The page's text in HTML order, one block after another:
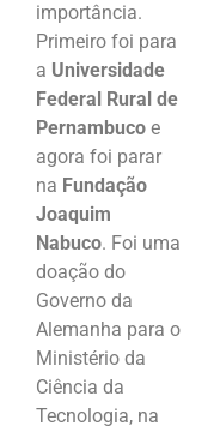
importância.
Primeiro foi para
a Universidade
Federal Rural de
Pernambuco e
agora foi parar
na Fundação
Joaquim
Nabuco. Foi uma
doação do
Governo da
Alemanha para o
Ministério da
Ciência da
Tecnologia, na